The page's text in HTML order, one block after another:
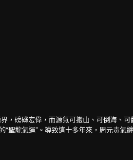
，磅礴宏偉，而源氣可搬山、可倒海、
聖龍氣運”。導致這十多年來，周元毒氣
吞天地日月星。
生的涅槃之路……